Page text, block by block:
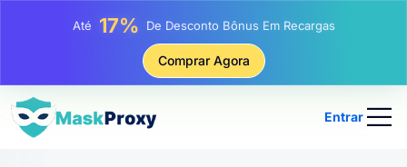
Até25%Desconto Em Compras Estáticas De IP
Desconto Em Compras Rotativas De IP
Comprar Agora
Entrar